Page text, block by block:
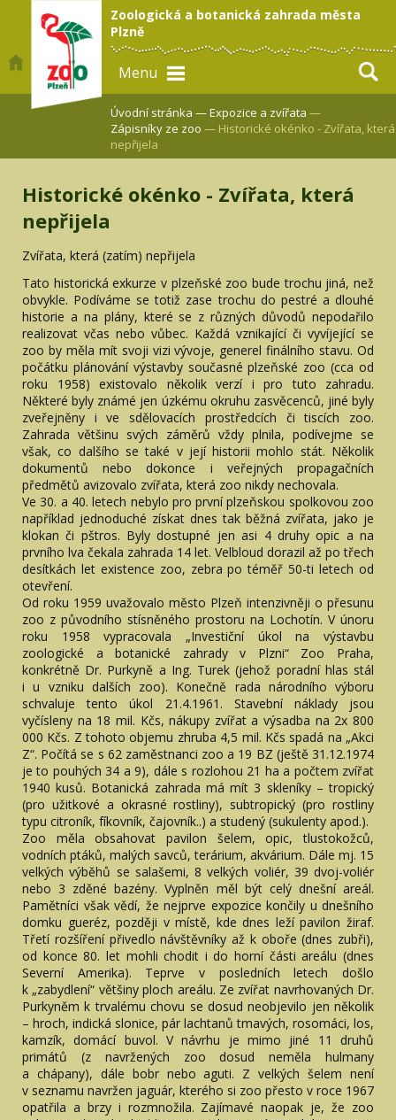
Zoologická a botanická zahrada města
Plzně
Menu
Úvodní stránka —Expozice a zvířata —
Zápisníky ze zoo — Historické okénko - Zvířata, která
nepřijela
Historické okénko - Zvířata, která
nepřijela
Zvířata, která (zatím) nepřijela
Tato historická exkurze v plzeňské zoo bude trochu jiná, než
obvykle. Podíváme se totiž zase trochu do pestré a dlouhé
historie a na plány, které se z různých důvodů nepodařilo
realizovat včas nebo vůbec. Každá vznikající či vyvíjející se
zoo by měla mít svoji vizi vývoje, generel finálního stavu. Od
počátku plánování výstavby současné plzeňské zoo (cca od
roku 1958) existovalo několik verzí i pro tuto zahradu.
Některé byly známé jen úzkému okruhu zasvěcenců, jiné byly
zveřejněny i ve sdělovacích prostředcích či tiscích zoo.
Zahrada většinu svých záměrů vždy plnila, podívejme se
však, co dalšího se také v její historii mohlo stát. Několik
dokumentů nebo dokonce i veřejných propagačních
předmětů avizovalo zvířata, která zoo nikdy nechovala.
Ve 30. a 40. letech nebylo pro první plzeňskou spolkovou zoo
například jednoduché získat dnes tak běžná zvířata, jako je
klokan či pštros. Byly dostupné jen asi 4 druhy opic a na
prvního lva čekala zahrada 14 let. Velbloud dorazil až po třech
desítkách let existence zoo, zebra po téměř 50-ti letech od
otevření.
Od roku 1959 uvažovalo město Plzeň intenzivněji o přesunu
zoo z původního stísněného prostoru na Lochotín. V únoru
roku 1958 vypracovala „Investiční úkol na výstavbu
zoologické a botanické zahrady v Plzni“ Zoo Praha,
konkrétně Dr. Purkyně a Ing. Turek (jehož poradní hlas stál
i u vzniku dalších zoo). Konečně rada národního výboru
schvaluje tento úkol 21.4.1961. Stavební náklady jsou
vyčísleny na 18 mil. Kčs, nákupy zvířat a výsadba na 2x 800
000 Kčs. Z tohoto objemu zhruba 4,5 mil. Kčs spadá na „Akci
Z“. Počítá se s 62 zaměstnanci zoo a 19 BZ (ještě 31.12.1974
je to pouhých 34 a 9), dále s rozlohou 21 ha a počtem zvířat
1940 kusů. Botanická zahrada má mít 3 skleníky – tropický
(pro užitkové a okrasné rostliny), subtropický (pro rostliny
typu citroník, fíkovník, čajovník..) a studený (sukulenty apod.).
Zoo měla obsahovat pavilon šelem, opic, tlustokožců,
vodních ptáků, malých savců, terárium, akvárium. Dále mj. 15
velkých výběhů se salašemi, 8 velkých voliér, 39 dvoj-voliér
nebo 3 zděné bazény. Vyplněn měl být celý dnešní areál.
Pamětníci však vědí, že nejprve expozice končily u dnešního
domku gueréz, později v místě, kde dnes leží pavilon žiraf.
Třetí rozšíření přivedlo návštěvníky až k oboře (dnes zubři),
od konce 80. let mohli chodit i do horní části areálu (dnes
Severní Amerika). Teprve v posledních letech došlo
k „zabydlení“ většiny ploch areálu. Ze zvířat navrhovaných Dr.
Purkyněm k trvalému chovu se dosud neobjevilo jen několik
– hroch, indická slonice, pár lachtanů tmavých, rosomáci, los,
kamzík, domácí buvol. V návrhu je mimo jiné 11 druhů
primátů (z navržených zoo dosud neměla hulmany
a chápany), dále bobr nebo aguti. Z velkých šelem není
v seznamu navržen jaguár, kterého si zoo přesto v roce 1967
opatřila a brzy i rozmnožila. Zajímavé naopak je, že zoo